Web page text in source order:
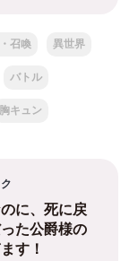
召喚 異世界
バトル
胸キュン
に、死に戻
た公爵様の
す！